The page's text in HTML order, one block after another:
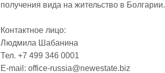
получения вида на жительство в Болгарии.
Контактное лицо:
Людмила Шабанина
Тел. +7 499 346 0001
E-mail: office-russia@newestate.biz